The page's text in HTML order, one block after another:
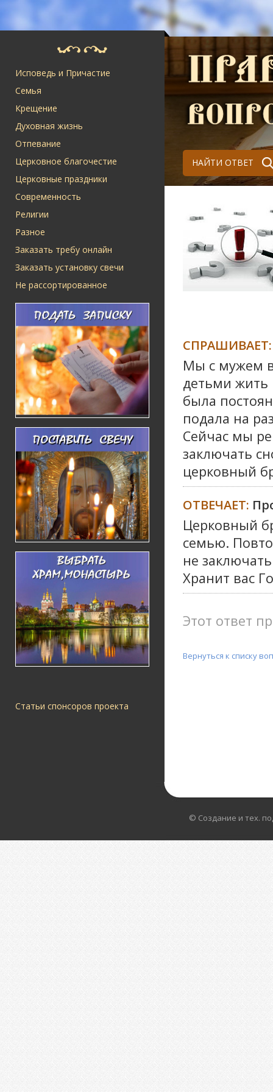
Исповедь и Причастие
Семья
Крещение
Духовная жизнь
Отпевание
Церковное благочестие
Церковные праздники
Современность
Религии
Разное
Заказать требу онлайн
Заказать установку свечи
Не рассортированное
Статьи спонсоров проекта
НАЙТИ ОТВЕТ
СПРАШИВАЕТ:
Мы с мужем
детьми жить
была
подала на
Сейчас мы
заключать
церковный
ОТВЕЧАЕТ:
Церковный
семью.
не
Хранит вас
Этот ответ
Вернуться к списку
© Создание и тех.